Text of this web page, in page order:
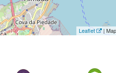
Leaflet |